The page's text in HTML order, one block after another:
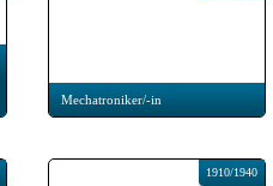
Mechatroniker/-in
1910/1940